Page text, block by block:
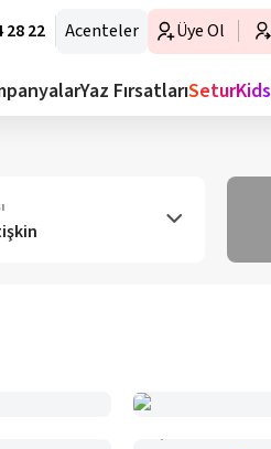
28 22 Acenteler Üye Ol
Yaz FırsatlarıSeturKids